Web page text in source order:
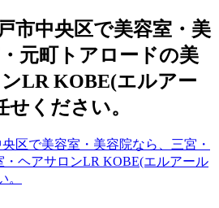
市中央区で美容室・美
元町トアロードの美
LR KOBE(エルアー
ください。